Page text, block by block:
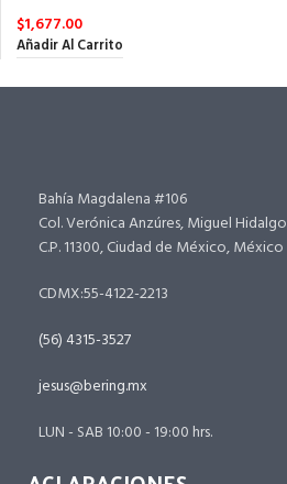
$1,677.00
Añadir Al Carrito
Bahía Magdalena #106
Col. Verónica Anzúres, Miguel Hidalgo
C.P. 11300, Ciudad de México, México
CDMX:55-4122-2213
(56) 4315-3527
jesus@bering.mx
LUN - SAB 10:00 - 19:00 hrs.